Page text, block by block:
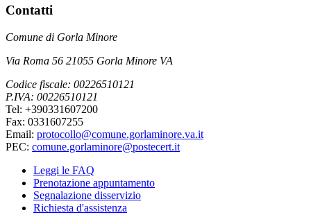
Contatti
Comune di Gorla Minore
Via Roma 56 21055 Gorla Minore VA
Codice fiscale: 00226510121
P.IVA: 00226510121
Tel: +390331607200
Fax: 0331607255
Email: protocollo@comune.gorlaminore.va.it
PEC: comune.gorlaminore@postecert.it
Leggi le FAQ
Prenotazione appuntamento
Segnalazione disservizio
Richiesta d'assistenza